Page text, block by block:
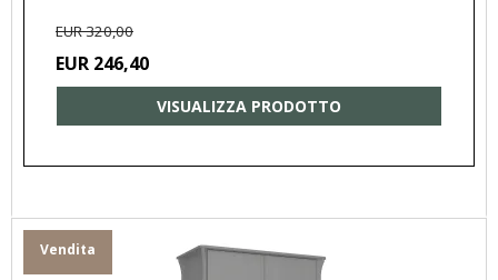
EUR 320,00
EUR 246,40
VISUALIZZA PRODOTTO
Vendita